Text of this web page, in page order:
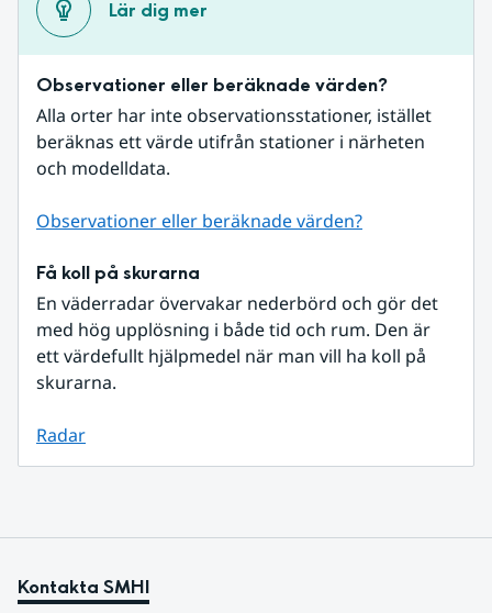
Lär dig mer
Observationer eller beräknade värden?
Alla orter har inte observationsstationer, istället
beräknas ett värde utifrån stationer i närheten
och modelldata.
Observationer eller beräknade värden?
Få koll på skurarna
En väderradar övervakar nederbörd och gör det
med hög upplösning i både tid och rum. Den är
ett värdefullt hjälpmedel när man vill ha koll på
skurarna.
Radar
Kontakta SMHI